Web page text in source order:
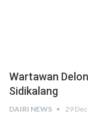
Wartawan
Sidikalang
DAIRI NEWS 29